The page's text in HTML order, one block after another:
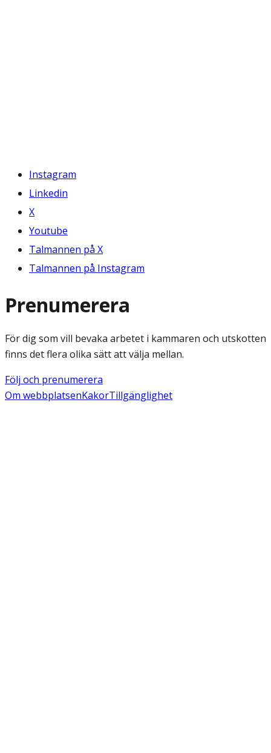
Instagram
Linkedin
X
Youtube
Talmannen på X
Talmannen på Instagram
Prenumerera
För dig som vill bevaka arbetet i kammaren och utskotten
finns det flera olika sätt att välja mellan.
Följ och prenumerera
Om webbplatsenKakorTillgänglighet